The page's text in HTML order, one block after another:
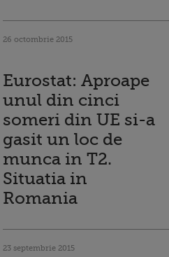
26 octombrie 2015
Eurostat: Aproape
unul din cinci
someri din UE si-a
gasit un loc de
munca in T2.
Situatia in
Romania
23 septembrie 2015